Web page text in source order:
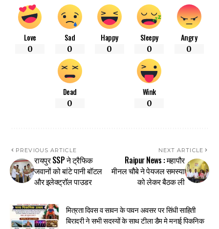
Love
0
Sad
0
Happy
0
Sleepy
0
Angry
0
Dead
0
Wink
0
PREVIOUS ARTICLE
रायपुर SSP ने ट्रैफिक
जवानों को बांटे पानी बॉटल
और इलेक्ट्रॉल पाउडर
NEXT ARTICLE
Raipur News : महापौर
मीनल चौबे ने पेयजल समस्या
को लेकर बैठक ली
मित्रता दिवस व सावन के पावन अवसर पर सिंधी साहिती
बिरादरी ने सभी सदस्यों के साथ टीला डैम मे मनाई पिकनिक